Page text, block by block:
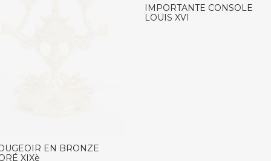
EN BRONZE
XIXè
IMPORTANTE CONSOLE
LOUIS XVI